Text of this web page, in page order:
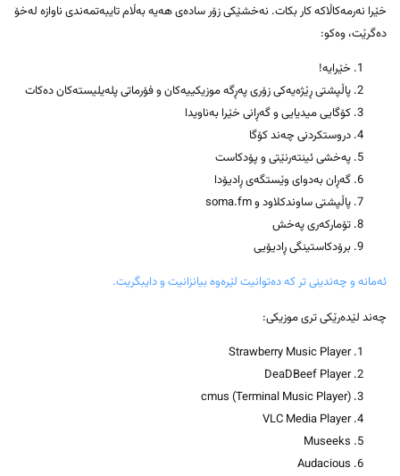
خێرا نەرمەکاڵاکە کار بکات. نەخشێکی زۆر سادەی هەیە بەڵام تایبەتمەندی ناوازە لەخۆ
دەگرێت، وەکو:
خێرایە!
پاڵپشتی ڕێژەیەکی زۆری پەڕگە موزیکییەکان و فۆرماتی پلەیلیستەکان دەکات
کۆگایی میدیایی و گەڕانی خێرا بەناویدا
دروستکردنی چەند کۆگا
پەخشی ئینتەرنێتی و پۆدکاست
گەڕان بەدوای وێستگەی ڕادیۆدا
پاڵپشتی ساوندکلاود و soma.fm
تۆمارکەری پەخش
برۆدکاستینگی ڕادیۆیی
ئەمانە و چەندینی تر کە دەتوانیت لێرەوە بیانزانیت و دایبگریت.
چەند لێدەرێکی تری موزیکی:
Strawberry Music Player
DeaDBeef Player
cmus (Terminal Music Player)
VLC Media Player
Museeks
Audacious